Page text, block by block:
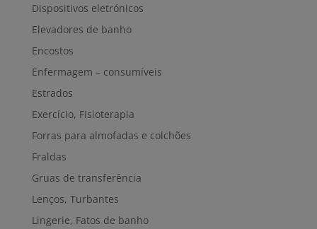
Dispositivos eletrónicos
Elevadores de banho
Encostos
Enfermagem – consumíveis
Estrados
Exercício, Fisioterapia
Forras para almofadas e colchões
Fraldas
Gruas de transferência
Lenços, Turbantes
Lingerie, Fatos de banho